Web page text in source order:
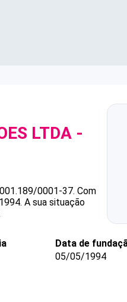
LTDA -
0001-37. Com
A sua situação
Data de
05/05/1994